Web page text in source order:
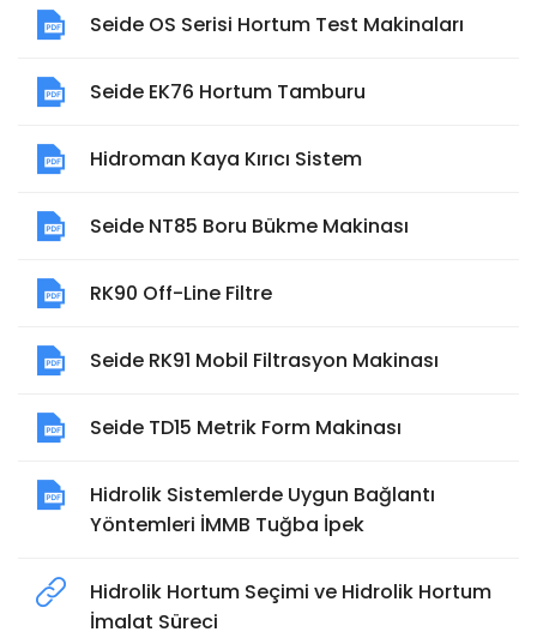
Seide OS Serisi Hortum Test Makinaları
Seide EK76 Hortum Tamburu
Hidroman Kaya Kırıcı Sistem
Seide NT85 Boru Bükme Makinası
RK90 Off-Line Filtre
Seide RK91 Mobil Filtrasyon Makinası
Seide TD15 Metrik Form Makinası
Hidrolik Sistemlerde Uygun Bağlantı
Yöntemleri İMMB Tuğba İpek
Hidrolik Hortum Seçimi ve Hidrolik Hortum
İmalat Süreci